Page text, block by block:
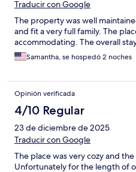
Traducir con Google
The property was well
and fit a very full family. The
accommodating. The overall
Samantha, se hospedó 2 noches
Opinión verificada
4/10 Regular
23 de diciembre de 2025
Traducir con Google
The place was very cozy and
Unfortunately for the length of